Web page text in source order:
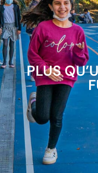
PLUS